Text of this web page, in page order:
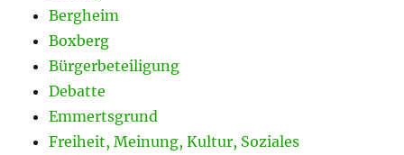
Bergheim
Boxberg
Bürgerbeteiligung
Debatte
Emmertsgrund
Freiheit, Meinung, Kultur, Soziales